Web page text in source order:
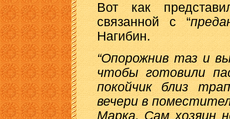
Вот как
связанной с “
Нагибин.
“Опорожнив таз и
чтобы готовили
покойчик близ
вечери в
Марка. Сам хозяин